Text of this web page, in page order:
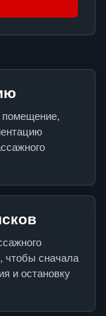
помещение,
чтобы сначала
и остановку